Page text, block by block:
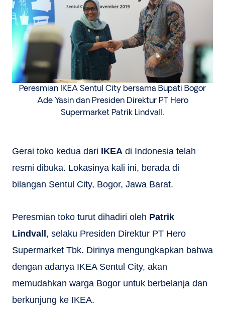
Peresmian IKEA Sentul City bersama Bupati Bogor
Ade Yasin dan Presiden Direktur PT Hero
Supermarket Patrik Lindvall.
Gerai toko kedua dari IKEA di Indonesia telah
resmi dibuka. Lokasinya kali ini, berada di
bilangan Sentul City, Bogor, Jawa Barat.
Peresmian toko turut dihadiri oleh Patrik
Lindvall, selaku Presiden Direktur PT Hero
Supermarket Tbk. Dirinya mengungkapkan bahwa
dengan adanya IKEA Sentul City, akan
memudahkan warga Bogor untuk berbelanja dan
berkunjung ke IKEA.